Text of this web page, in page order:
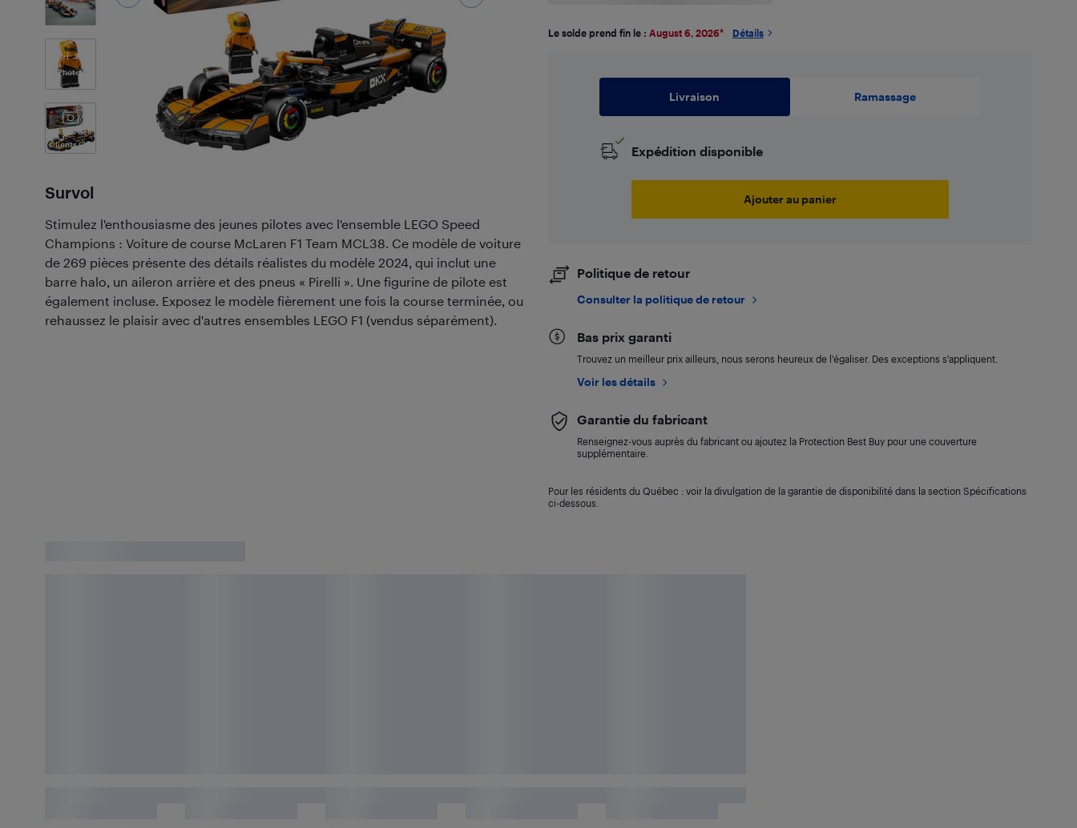
3
Photos
Photos des
Clients(22)
Survol
Stimulez l'enthousiasme des jeunes pilotes avec l'ensemble LEGO Speed
Champions : Voiture de course McLaren F1 Team MCL38. Ce modèle de voiture
de 269 pièces présente des détails réalistes du modèle 2024, qui inclut une
barre halo, un aileron arrière et des pneus « Pirelli ». Une figurine de pilote est
également incluse. Exposez le modèle fièrement une fois la course terminée, ou
rehaussez le plaisir avec d'autres ensembles LEGO F1 (vendus séparément).
Le solde prend fin le : August 6, 2026* Détails
Livraison Ramassage
Expédition disponible
Ajouter au panier
Politique de retour
Consulter la politique de retour
Bas prix garanti
Trouvez un meilleur prix ailleurs, nous serons heureux de l’égaliser. Des exceptions s’appliquent.
Voir les détails
Garantie du fabricant
Renseignez-vous auprès du fabricant ou ajoutez la Protection Best Buy pour une couverture
supplémentaire.
Pour les résidents du Québec : voir la divulgation de la garantie de disponibilité dans la section Spécifications
ci-dessous.